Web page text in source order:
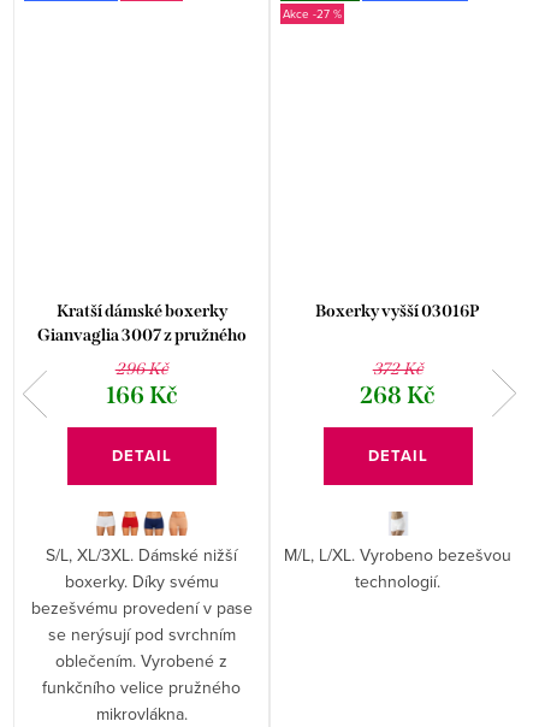
Kratší dámské boxerky
Gianvaglia 3007 z pružného
mikrovlákna
296 Kč
166 Kč
DETAIL
S/L, XL/3XL. Dámské nižší
boxerky. Díky svému
bezešvému provedení v pase
se nerýsují pod svrchním
oblečením. Vyrobené z
funkčního velice pružného
mikrovlákna.
-27 %
Boxerky vyšší 03016P
372 Kč
268 Kč
DETAIL
M/L, L/XL. Vyrobeno bezešvou
technologií.